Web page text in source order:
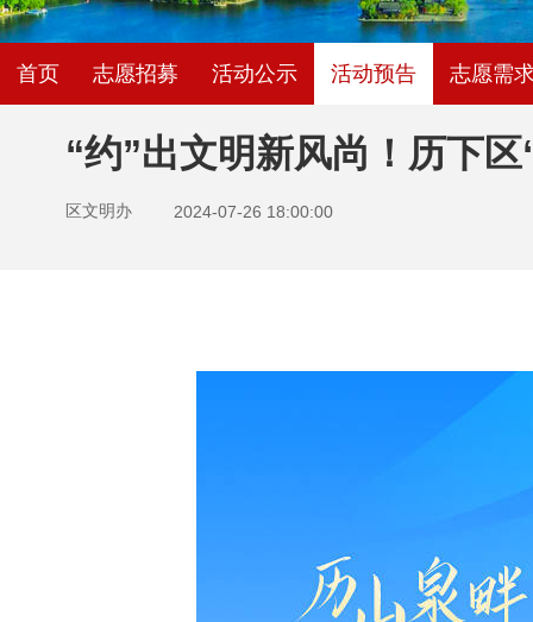
首页 志愿招募 活动公示 活动预告 志愿需
“约”出文明新风尚！历下
区文明办 2024-07-26 18:00:00